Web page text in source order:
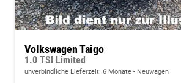
Volkswagen Taigo
1.0 TSI Limited
unverbindliche Lieferzeit: 6 Monate Neuwagen